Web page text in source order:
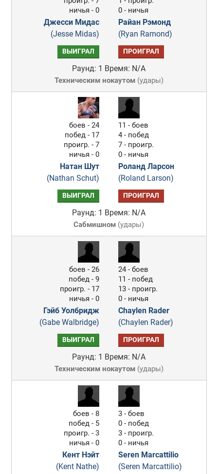
ничья - 0
Джесси Мидас
(Jesse Midas)
0 - ничья
Райан Рэмонд
(Ryan Ramond)
ВЫИГРАЛ ПРОИГРАЛ
Раунд: 1 Время: N/A
Техническим нокаутом(удары)
боев - 24
побед - 17
проигр. - 7
ничья - 0
Натан Шут
(Nathan Schut)
11 - боев
4 - побед
7 - проигр.
0 - ничья
Роланд Ларсон
(Roland Larson)
ВЫИГРАЛ ПРОИГРАЛ
Раунд: 1 Время: N/A
Сабмишном (удары)
боев - 26
побед - 9
проигр. - 17
ничья - 0
Гэйб Уолбридж
(Gabe Walbridge)
24 - боев
11 - побед
13 - проигр.
0 - ничья
Chaylen Rader
(Chaylen Rader)
ВЫИГРАЛ ПРОИГРАЛ
Раунд: 1 Время: N/A
Техническим нокаутом(удары)
боев - 8
побед - 5
проигр. - 3
ничья - 0
Кент Нэйт
(Kent Nathe)
3 - боев
0 - побед
3 - проигр.
0 - ничья
Seren Marcattilio
(Seren Marcattilio)